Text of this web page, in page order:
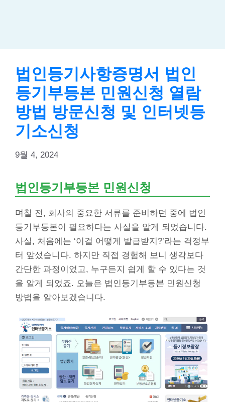
법인등기사항증명서 법인
등기부등본 민원신청 열람
방법 방문신청 및 인터넷등
기소신청
9월 4, 2024
법인등기부등본 민원신청
며칠 전, 회사의 중요한 서류를 준비하던 중에 법인
등기부등본이 필요하다는 사실을 알게 되었습니다.
사실, 처음에는 ‘이걸 어떻게 발급받지?’라는 걱정부
터 앞섰습니다. 하지만 직접 경험해 보니 생각보다
간단한 과정이었고, 누구든지 쉽게 할 수 있다는 것
을 알게 되었죠. 오늘은 법인등기부등본 민원신청
방법을 알아보겠습니다.